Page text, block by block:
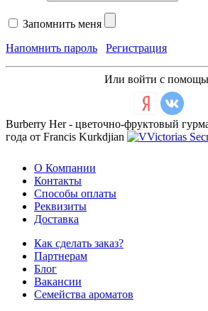
Запомнить меня
Напомнить пароль
Регистрация
Или войти с
Burberry Her - цветочно-фруктовый
года от Francis Kurkdjian
О Компании
Контакты
Способы оплаты
Реквизиты
Доставка
Как сделать заказ?
Партнерам
Блог
Вакансии
Семейства ароматов